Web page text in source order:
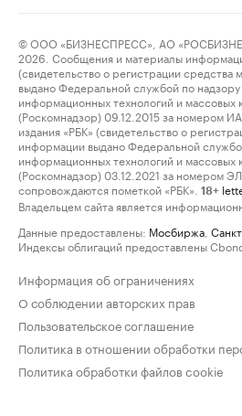
© ООО «БИЗНЕСПРЕСС», АО
2026. Сообщения и материалы
(свидетельство о регистрации
выдано Федеральной службой по надзору
информационных технологий и массовых
(Роскомнадзор) 09.12.2015 за номером
издания «РБК» (свидетельство о
информации выдано Федеральной
информационных технологий и массовых
(Роскомнадзор) 03.12.2021 за номером
сопровождаются пометкой «РБК».
18+
Владельцем сайта является
Данные предоставлены: Мосбиржа
Индексы облигаций предоставлены
Информация об ограничениях
О соблюдении авторских прав
Пользовательское соглашение
Политика в отношении обработки
Политика обработки файлов cookie